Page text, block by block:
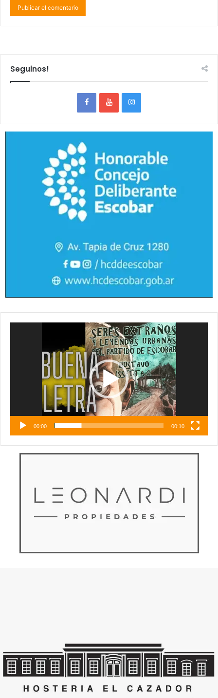
Seguinos!
00:00 00:10